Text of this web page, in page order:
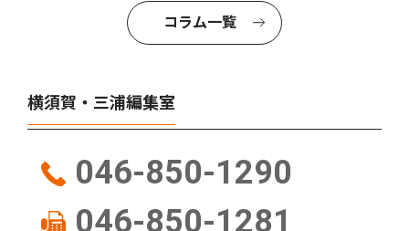
コラム一覧
横須賀・三浦編集室
046-850-1290
046-850-1281